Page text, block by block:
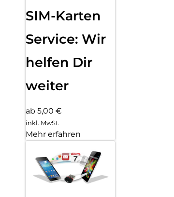
SIM-Karten
Service: Wir
helfen Dir
weiter
ab 5,00 €
inkl. MwSt.
Mehr erfahren